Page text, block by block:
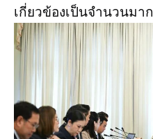
เกี่ยวข้องเป็นจำนวนมาก